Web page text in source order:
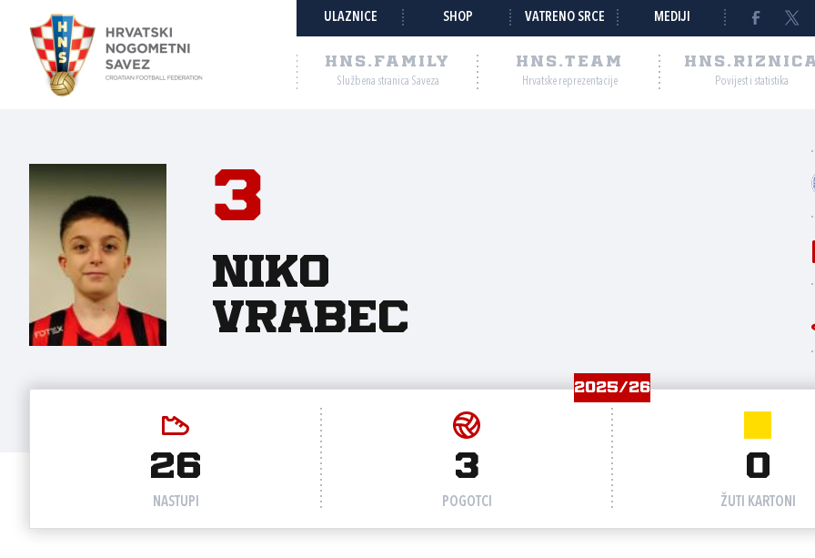
ULAZNICE SHOP VATRENO SRCE MEDIJI
HNS.FAMILY
Službena stranica Saveza
HNS.TEAM
Hrvatske reprezentacije Povijest i statistika
3
Niko
Vrabec
2025/26
26
NASTUPI
3
POGOTCI
0
ŽUTI KARTONI